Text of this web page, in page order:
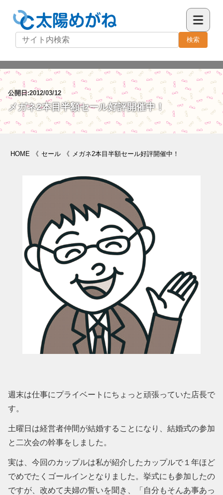
検索
公開日:2012/03/12
メガネ2本目半額セール好評開催中！
HOME 《 セール 《 メガネ2本目半額セール好評開催中！
週末は仕事にプライベートにちょっと頑張っていた店長で
す。
土曜日は経営者仲間が結婚することになり、結婚式の参加
と二次会の幹事をしました。
実は、今回のカップルは私が紹介したカップルで１年ほど
でめでたくゴールインとなりました。挙式にも参加したの
ですが、改めて夫婦の誓いを聞き、「自分もそんあ事あっ